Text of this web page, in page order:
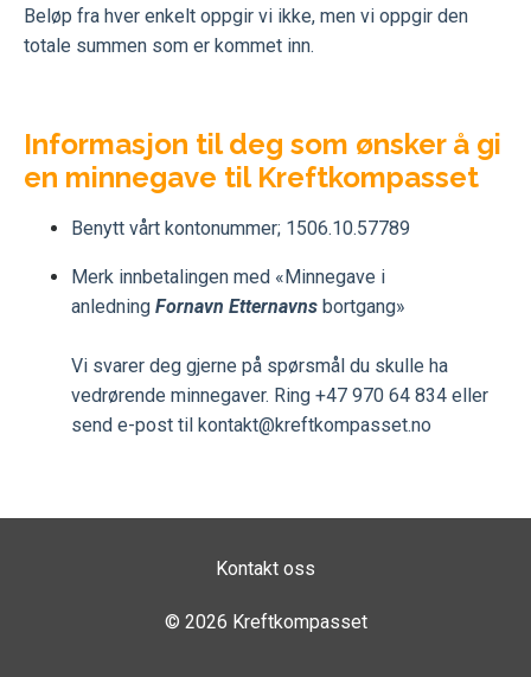
Beløp fra hver enkelt oppgir vi ikke, men vi oppgir den
totale summen som er kommet inn.
Informasjon til deg som ønsker å gi
en minnegave til Kreftkompasset
Benytt vårt kontonummer; 1506.10.57789
Merk innbetalingen med «Minnegave i
anledning Fornavn Etternavns bortgang»
Vi svarer deg gjerne på spørsmål du skulle ha
vedrørende minnegaver. Ring +47 970 64 834 eller
send e-post til kontakt@kreftkompasset.no
Kontakt oss
© 2026 Kreftkompasset